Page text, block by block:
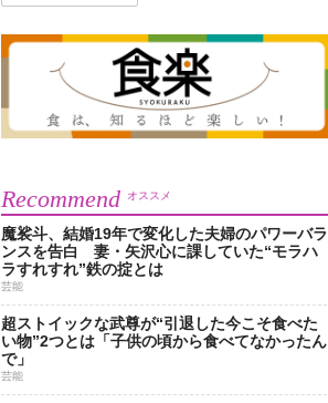
Recommend オススメ
魔裟斗、結婚19年で変化した夫婦のパワーバラ
ンスを告白 妻・矢沢心に課していた“モラハ
ラすれすれ”鉄の掟とは
芸能
超ストイックな武尊が“引退した今こそ食べた
い物”2つとは「子供の頃から食べてなかったん
で」
芸能